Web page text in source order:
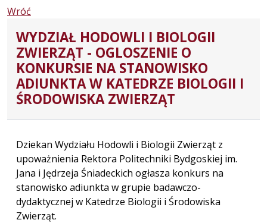
Wróć
WYDZIAŁ HODOWLI I BIOLOGII
ZWIERZĄT - OGLOSZENIE O
KONKURSIE NA STANOWISKO
ADIUNKTA W KATEDRZE BIOLOGII I
ŚRODOWISKA ZWIERZĄT
Dziekan Wydziału Hodowli i Biologii Zwierząt z
upoważnienia Rektora Politechniki Bydgoskiej im.
Jana i Jędrzeja Śniadeckich ogłasza konkurs na
stanowisko adiunkta w grupie badawczo-
dydaktycznej w Katedrze Biologii i Środowiska
Zwierząt.